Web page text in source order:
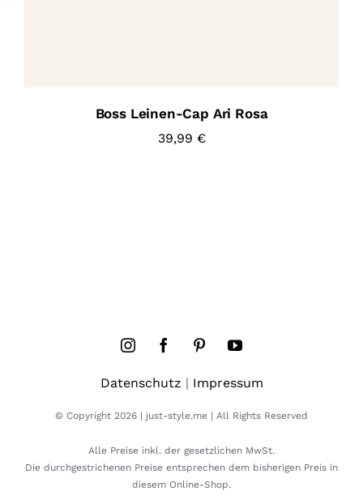
Boss Leinen-Cap Ari Rosa
39,99 €
Datenschutz | Impressum
© Copyright 2026 | just-style.me | All Rights Reserved
Alle Preise inkl. der gesetzlichen MwSt.
Die durchgestrichenen Preise entsprechen dem bisherigen Preis in
diesem Online-Shop.